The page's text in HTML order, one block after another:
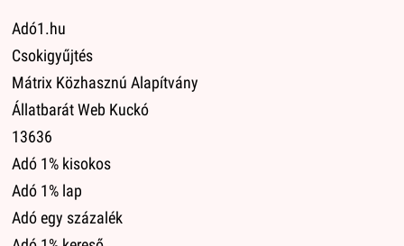
Adó1.hu
Csokigyűjtés
Mátrix Közhasznú Alapítvány
Állatbarát Web Kuckó
13636
Adó 1% kisokos
Adó 1% lap
Adó egy százalék